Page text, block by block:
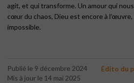
agit, et qui transforme. Un amour qui
cœur du chaos, Dieu est encore à l’œuvre,
impossible.
Publié le 9 décembre 2024
Mis à jour le 14 mai 2025
Édito du